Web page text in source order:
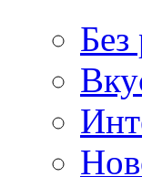
Без